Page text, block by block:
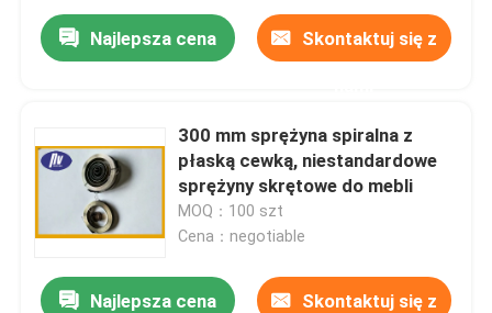
Dom
O nas
Najlepsza cena Skontaktuj się z
300 mm sprężyna spiralna z
płaską cewką, niestandardowe
sprężyny skrętowe do mebli
MOQ：100 szt
Cena：negotiable
Najlepsza cena Skontaktuj się z